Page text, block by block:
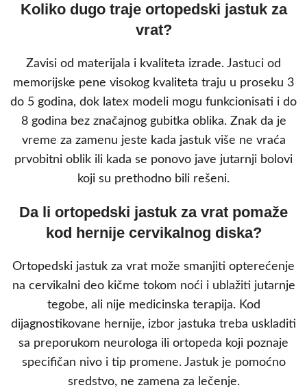
Koliko dugo traje ortopedski jastuk za
vrat?
Zavisi od materijala i kvaliteta izrade. Jastuci od
memorijske pene visokog kvaliteta traju u proseku 3
do 5 godina, dok latex modeli mogu funkcionisati i do
8 godina bez značajnog gubitka oblika. Znak da je
vreme za zamenu jeste kada jastuk više ne vraća
prvobitni oblik ili kada se ponovo jave jutarnji bolovi
koji su prethodno bili rešeni.
Da li ortopedski jastuk za vrat pomaže
kod hernije cervikalnog diska?
Ortopedski jastuk za vrat može smanjiti opterećenje
na cervikalni deo kičme tokom noći i ublažiti jutarnje
tegobe, ali nije medicinska terapija. Kod
dijagnostikovane hernije, izbor jastuka treba uskladiti
sa preporukom neurologa ili ortopeda koji poznaje
specifičan nivo i tip promene. Jastuk je pomoćno
sredstvo, ne zamena za lečenje.